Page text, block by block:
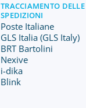
TRACCIAMENTO DELLE
SPEDIZIONI
Poste Italiane
GLS Italia (GLS Italy)
BRT Bartolini
Nexive
i-dika
Blink